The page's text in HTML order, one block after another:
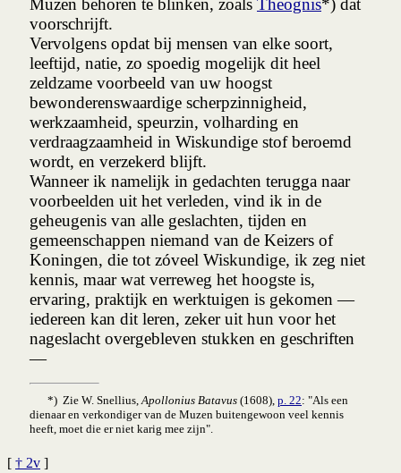
Muzen behoren te blinken, zoals Theognis*) dat
voorschrijft.
Vervolgens opdat bij mensen van elke soort,
leeftijd, natie, zo spoedig mogelijk dit heel
zeldzame voorbeeld van uw hoogst
bewonderens­waardige scherpzinnigheid,
werkzaamheid, speurzin, volharding en
verdraagzaam­heid in Wiskundige stof beroemd
wordt, en verzekerd blijft.
Wanneer ik namelijk in gedachten terugga naar
voorbeelden uit het verleden, vind ik in de
geheugenis van alle geslachten, tijden en
gemeenschappen niemand van de Keizers of
Koningen, die tot zóveel Wiskundige, ik zeg niet
kennis, maar wat verreweg het hoogste is,
ervaring, praktijk en werktuigen is gekomen —
iedereen kan dit leren, zeker uit hun voor het
nageslacht overgebleven stukken en geschriften
—
*) Zie W. Snellius,Apollonius Batavus (1608), p. 22: "Als een
dienaar en verkondiger van de Muzen buitengewoon veel kennis
heeft, moet die er niet karig mee zijn".
[ † 2v ]